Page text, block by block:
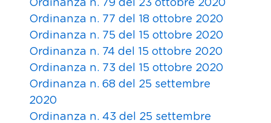
Ordinanza n. 79 del 23 ottobre 2020
Ordinanza n. 77 del 18 ottobre 2020
Ordinanza n. 75 del 15 ottobre 2020
Ordinanza n. 74 del 15 ottobre 2020
Ordinanza n. 73 del 15 ottobre 2020
Ordinanza n. 68 del 25 settembre
2020
Ordinanza n. 43 del 25 settembre